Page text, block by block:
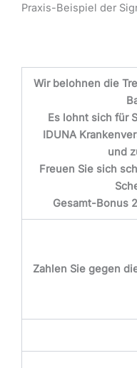
Praxis-Beispiel der
Wir belohnen die
Es lohnt sich für
IDUNA
und
Freuen Sie sich
Gesamt-Bonus
Zahlen Sie gegen